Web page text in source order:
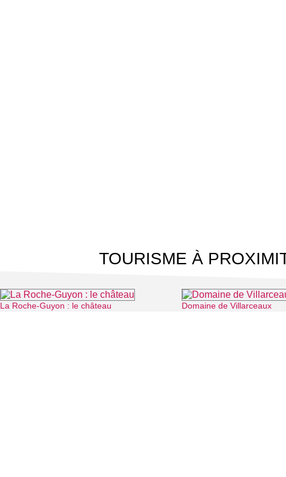
TOURISME À
La Roche-Guyon : le château
Domaine de Villarceaux